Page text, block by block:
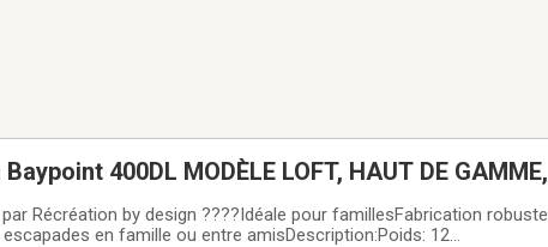
400DL MODÈLE LOFT, HAUT DE GAMME,
Récréation by design ????Idéale pour famillesFabrication robuste
en famille ou entre amisDescription:Poids: 12